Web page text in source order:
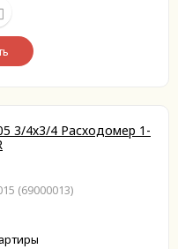
3/4х3/4 Расходомер 1-
(69000013)